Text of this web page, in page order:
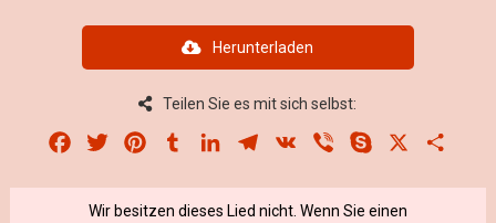
Herunterladen
Teilen Sie es mit sich selbst:
Facebook
Twitter PinterestTumblrLinkedInTelegram
VK Viber Skype
Wir besitzen dieses Lied nicht. Wenn Sie einen